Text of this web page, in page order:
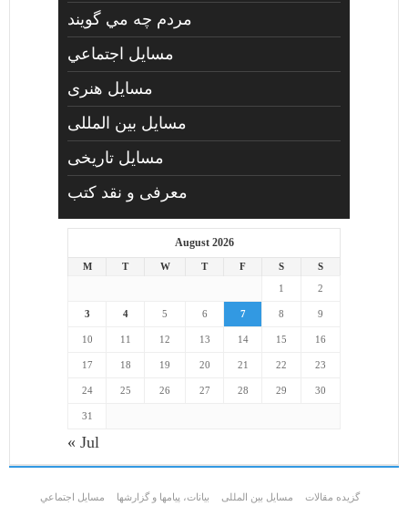
مردم چه مي گويند
مسايل اجتماعي
مسايل هنری
مسایل بین المللی
مسایل تاریخی
معرفی و نقد کتب
August 2026
M T W T F S
S
1
2
3 4 5 6 7 8 9
10 11 12 13 14 15 16
17 18 19 20 21 22 23
24 25 26 27 28 29 30
31
« Jul
گزیده مقالات مسایل بین المللی بیانات، پیامها و گزارشها مسايل اجتماعي